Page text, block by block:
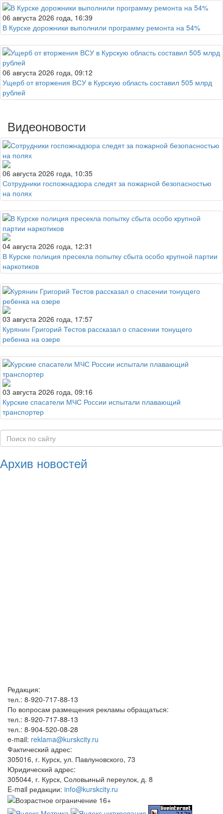
06 августа 2026 года, 16:39
В Курске дорожники выполнили программу ремонта на 54%
06 августа 2026 года, 09:12
Ущерб от вторжения ВСУ в Курскую область составил 505 млрд
рублей
Видеоновости
06 августа 2026 года, 10:35
Сотрудники госпожнадзора следят за пожарной безопасностью
на полях
04 августа 2026 года, 12:31
В Курске полиция пресекла попытку сбыта особо крупной партии
наркотиков
03 августа 2026 года, 17:57
Курянин Григорий Тестов рассказал о спасении тонущего
ребенка на озере
03 августа 2026 года, 09:16
Курские спасатели МЧС России испытали плавающий
транспортер
Архив новостей
Редакция:
тел.: 8-920-717-88-13
По вопросам размещения рекламы обращаться:
тел.: 8-920-717-88-13
тел.: 8-904-520-08-28
e-mail: reklama@kurskcity.ru
Фактический адрес:
305016, г. Курск, ул. Павлуновского, 73
Юридический адрес:
305044, г. Курск, Соловьиный переулок, д. 8
E-mail редакции: info@kurskcity.ru